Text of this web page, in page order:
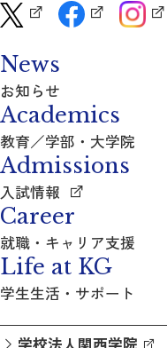
News
お知らせ
Academics
教育／学部・大学院
Admissions
入試情報
Career
就職・キャリア支援
Life at KG
学生生活・サポート